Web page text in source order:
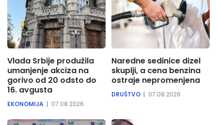
Vlada Srbije produžila
umanjenje akciza na
gorivo od 20 odsto do
16. avgusta
EKONOMIJA 07.08.2026
Naredne sedinice dizel
skuplji, a cena benzina
ostraje nepromenjena
DRUŠTVO 07.08.2026